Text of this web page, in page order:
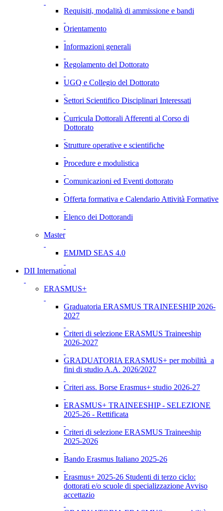
Requisiti, modalità di ammissione e bandi
Orientamento
Informazioni generali
Regolamento del Dottorato
UGQ e Collegio del Dottorato
Settori Scientifico Disciplinari Interessati
Curricula Dottorali Afferenti al Corso di
Dottorato
Strutture operative e scientifiche
Procedure e modulistica
Comunicazioni ed Eventi dottorato
Offerta formativa e Calendario Attività Formative
Elenco dei Dottorandi
Master
EMJMD SEAS 4.0
DII International
ERASMUS+
Graduatoria ERASMUS TRAINEESHIP 2026-
2027
Criteri di selezione ERASMUS Traineeship
2026-2027
GRADUATORIA ERASMUS+ per mobilità a
fini di studio A.A. 2026/2027
Criteri ass. Borse Erasmus+ studio 2026-27
ERASMUS+ TRAINEESHIP - SELEZIONE
2025-26 - Rettificata
Criteri di selezione ERASMUS Traineeship
2025-2026
Bando Erasmus Italiano 2025-26
Erasmus+ 2025-26 Studenti di terzo ciclo:
dottorati e/o scuole di specializzazione Avviso
accettazio